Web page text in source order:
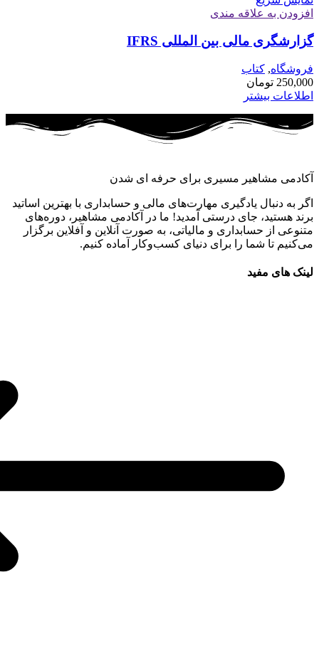
افزودن به علاقه مندی
گزارشگری مالی بین المللی IFRS
فروشگاه, کتاب
250,000 تومان
اطلاعات بیشتر
آکادمی مشاهیر مسیری برای حرفه ای شدن
اگر به دنبال یادگیری مهارت‌های مالی و حسابداری با بهترین اساتید
برند هستید، جای درستی آمدید! ما در آکادمی مشاهیر، دوره‌های
متنوعی از حسابداری و مالیاتی، به صورت آنلاین و آفلاین برگزار
می‌کنیم تا شما را برای دنیای کسب‌وکار آماده کنیم.
لینک های مفید